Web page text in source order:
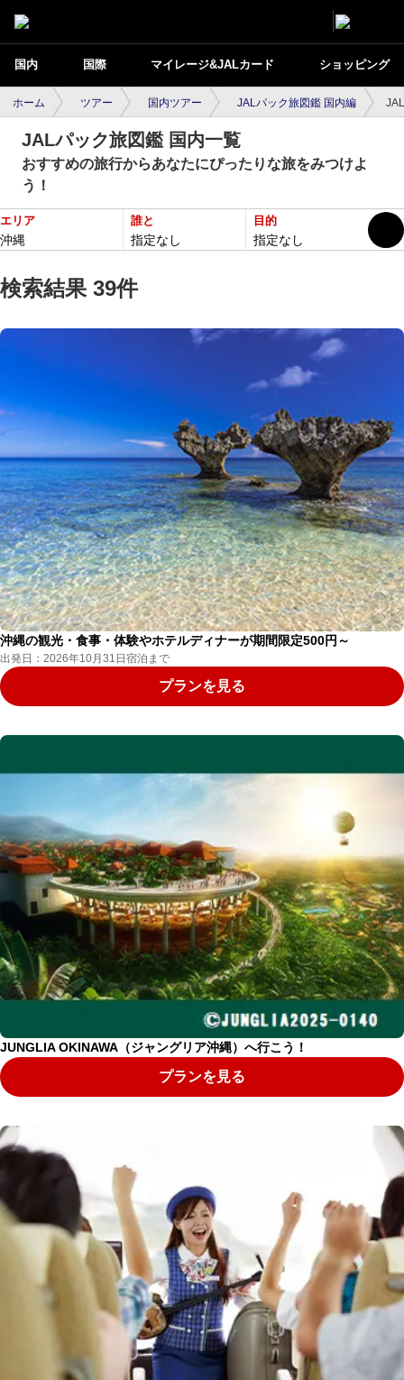
国内 国際 マイレージ&JALカード ショッピング
ホーム ツアー 国内ツアー JALパック旅図鑑 国内編
JALパック旅図鑑 国内一覧
おすすめの旅行からあなたにぴったりな旅をみつけよ
う！
エリア
沖縄
誰と
指定なし
目的
指定なし
検索結果 39件
沖縄の観光・食事・体験やホテルディナーが期間限定500円～
出発日：2026年10月31日宿泊まで
プランを見る
JUNGLIA OKINAWA（ジャングリア沖縄）へ行こう！
プランを見る